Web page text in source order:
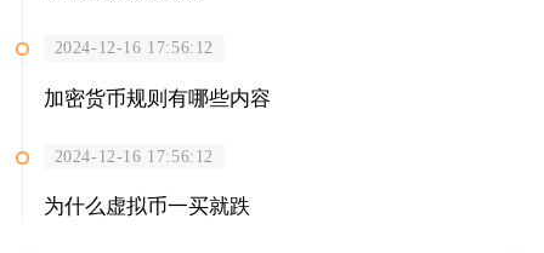
2024-12-16 17:56:12
加密货币规则有哪些内容
2024-12-16 17:56:12
为什么虚拟币一买就跌